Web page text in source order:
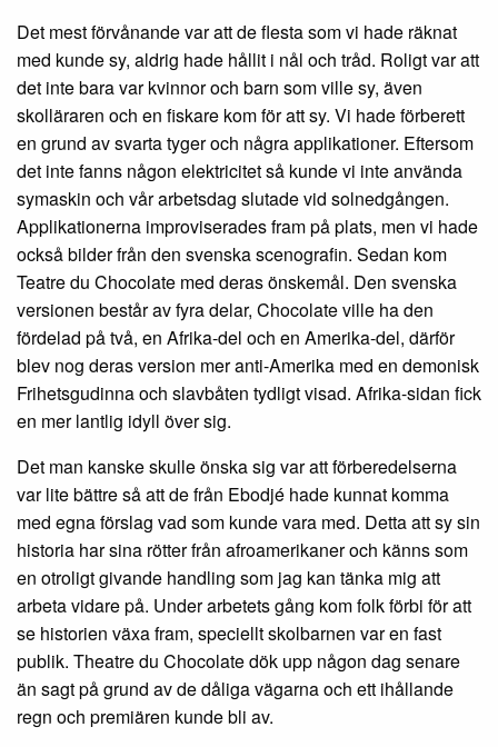
Det mest förvånande var att de flesta som vi hade räknat
med kunde sy, aldrig hade hållit i nål och tråd. Roligt var att
det inte bara var kvinnor och barn som ville sy, även
skolläraren och en fiskare kom för att sy. Vi hade förberett
en grund av svarta tyger och några applikationer. Eftersom
det inte fanns någon elektricitet så kunde vi inte använda
symaskin och vår arbetsdag slutade vid solnedgången.
Applikationerna improviserades fram på plats, men vi hade
också bilder från den svenska scenografin. Sedan kom
Teatre du Chocolate med deras önskemål. Den svenska
versionen består av fyra delar, Chocolate ville ha den
fördelad på två, en Afrika-del och en Amerika-del, därför
blev nog deras version mer anti-Amerika med en demonisk
Frihetsgudinna och slavbåten tydligt visad. Afrika-sidan fick
en mer lantlig idyll över sig.
Det man kanske skulle önska sig var att förberedelserna
var lite bättre så att de från Ebodjé hade kunnat komma
med egna förslag vad som kunde vara med. Detta att sy sin
historia har sina rötter från afroamerikaner och känns som
en otroligt givande handling som jag kan tänka mig att
arbeta vidare på. Under arbetets gång kom folk förbi för att
se historien växa fram, speciellt skolbarnen var en fast
publik. Theatre du Chocolate dök upp någon dag senare
än sagt på grund av de dåliga vägarna och ett ihållande
regn och premiären kunde bli av.